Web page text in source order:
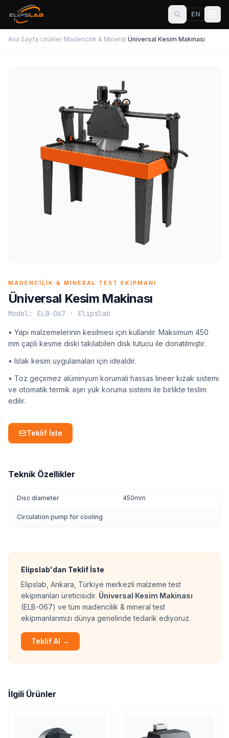
EN
Ana Sayfa/Ürünler/Madencilik & Mineral/Üniversal Kesim Makinası
MADENCILIK & MINERAL TEST EKIPMANI
Üniversal Kesim Makinası
Model: ELB-067 · Elipslab
• Yapı malzemelerinin kesilmesi için kullanılır. Maksimum 450
mm çaplı kesme diski takılabilen disk tutucu ile donatılmıştır.
• Islak kesim uygulamaları için idealdir.
• Toz geçirmez alüminyum korumalı hassas lineer kızak sistemi
ve otomatik termik aşırı yük koruma sistemi ile birlikte teslim
edilir.
Teklif İste
Teknik Özellikler
Disc diameter 450mm
Circulation pump for cooling
Elipslab'dan Teklif İste
Elipslab, Ankara, Türkiye merkezli malzeme test
ekipmanları üreticisidir. Üniversal Kesim Makinası
(ELB-067) ve tüm madencilik & mineral test
ekipmanlarımızı dünya genelinde tedarik ediyoruz.
Teklif Al →
İlgili Ürünler